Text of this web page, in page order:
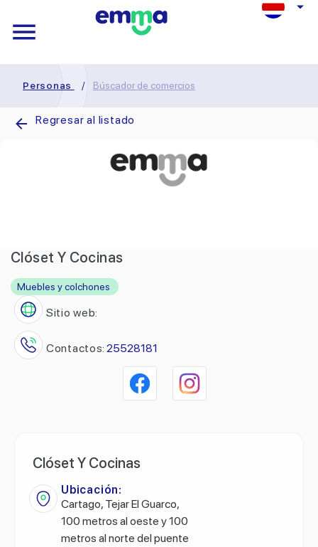
Personas / Búscador de comercios
Regresar al listado
Clóset Y Cocinas
Muebles y colchones
Sitio web:
Contactos: 25528181
Clóset Y Cocinas
Ubicación:
Cartago, Tejar El Guarco,
100 metros al oeste y 100
metros al norte del puente